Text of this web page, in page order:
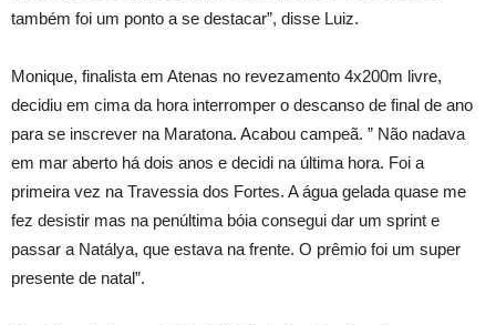
também foi um ponto a se destacar”, disse Luiz.
Monique, finalista em Atenas no revezamento 4x200m livre,
decidiu em cima da hora interromper o descanso de final de ano
para se inscrever na Maratona. Acabou campeã. ” Não nadava
em mar aberto há dois anos e decidi na última hora. Foi a
primeira vez na Travessia dos Fortes. A água gelada quase me
fez desistir mas na penúltima bóia consegui dar um sprint e
passar a Natálya, que estava na frente. O prêmio foi um super
presente de natal”.